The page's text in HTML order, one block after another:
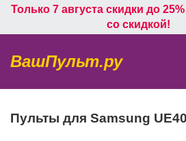
Только 7 августа скидки до
со скидкой!
ВашПульт.ру
Пульты для Samsung